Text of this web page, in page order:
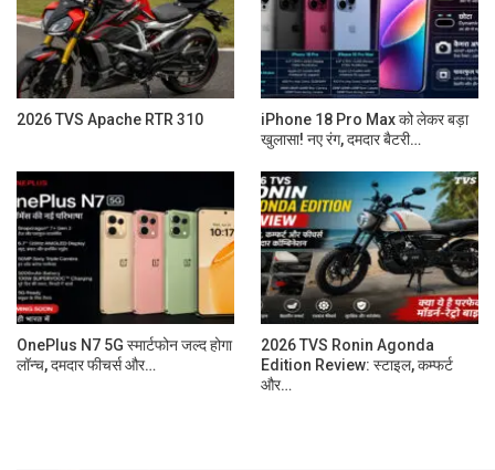
2026 TVS Apache RTR 310
iPhone 18 Pro Max को लेकर बड़ा
खुलासा! नए रंग, दमदार बैटरी…
OnePlus N7 5G स्मार्टफोन जल्द होगा
लॉन्च, दमदार फीचर्स और…
2026 TVS Ronin Agonda
Edition Review: स्टाइल, कम्फर्ट
और…